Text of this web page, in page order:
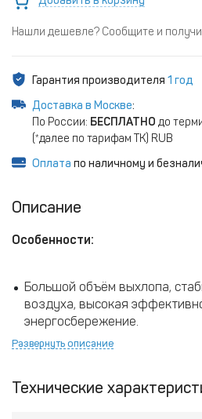
Нашли дешевле? Сообщите и
Гарантия производителя 1 год
Доставка в Москве:
По России: БЕСПЛАТНО до
(*далее по тарифам ТК) RUB
Оплата по наличному и
Описание
Особенности:
Большой объём выхлопа,
воздуха, высокая
энергосбережение.
Развернуть описание
Технические